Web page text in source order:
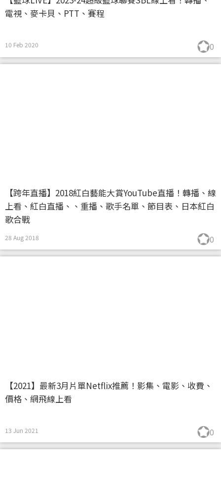
電視、麥卡貝、PTT、賽程
10 Feb 2020 0
【跨年直播】2018紅白藝能大賞YouTube直播！轉播、線
上看、紅白直播、、重播、歌手名單、節目表、日本紅白
歌合戰
28 Aug 2018 0
【2021】最新3月片單Netflix推薦！影集、電影、收費、
價格、網飛線上看
13 Jun 2021 0